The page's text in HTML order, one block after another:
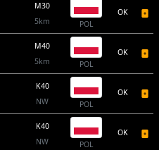
M30
5km
POL
OK
M40
5km
POL
OK
K40
NW
POL
OK
K40
NW
POL
OK